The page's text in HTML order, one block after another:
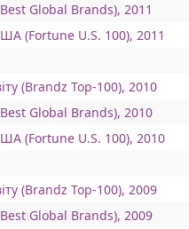
Global Brands), 2011
(Fortune U.S. 100), 2011
(Brandz Top-100), 2010
Global Brands), 2010
(Fortune U.S. 100), 2010
(Brandz Top-100), 2009
Global Brands), 2009